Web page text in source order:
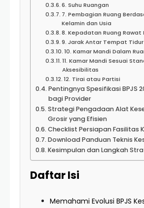
6. Suhu Ruangan
7. Pembagian Ruang
Kelamin dan Usia
8. Kepadatan Ruang Rawat
9. Jarak Antar Tempat Tidur
10. Kamar Mandi Dalam
11. Kamar Mandi Sesuai
Aksesibilitas
12. Tirai atau Partisi
Pentingnya Spesifikasi BPJS
bagi Provider
Strategi Pengadaan Alat
Grosir yang Efisien
Checklist Persiapan Fasilitas
Download Panduan Teknis
Kesimpulan dan Langkah
Daftar Isi
Memahami Evolusi BPJS